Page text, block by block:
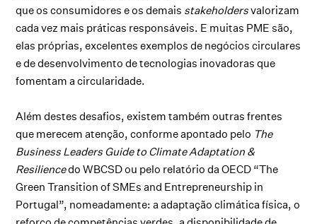
que os consumidores e os demais stakeholdersvalorizam
cada vez mais práticas responsáveis. E muitas PME são,
elas próprias, excelentes exemplos de negócios circulares
e de desenvolvimento de tecnologias inovadoras que
fomentam a circularidade.
Além destes desafios, existem também outras frentes
que merecem atenção, conforme apontado pelo The
Business Leaders Guide to Climate Adaptation &
Resiliencedo WBCSD ou pelo relatório da OECD “The
Green Transition of SMEs and Entrepreneurship in
Portugal”, nomeadamente: a adaptação climática física, o